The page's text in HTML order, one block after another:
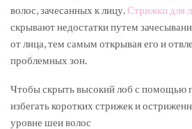
волос, зачесанных к лицу.Стрижки для
скрывают недостатки путем
от лица, тем самым открывая его и
проблемных зон.
Чтобы скрыть высокий лоб с помощью
избегать коротких стрижек и
уровне шеи волос